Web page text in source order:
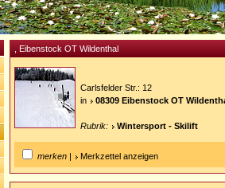
, Eibenstock OT Wildenthal
Carlsfelder Str.: 12
in
08309 Eibenstock OT
Rubrik: Wintersport - Skilift
merken | Merkzettel anzeigen